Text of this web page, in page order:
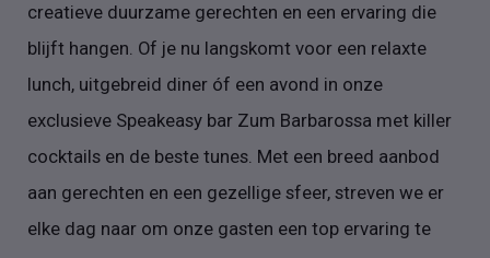
creatieve duurzame gerechten en een ervaring die
blijft hangen. Of je nu langskomt voor een relaxte
lunch, uitgebreid diner óf een avond in onze
exclusieve Speakeasy bar Zum Barbarossa met killer
cocktails en de beste tunes. Met een breed aanbod
aan gerechten en een gezellige sfeer, streven we er
elke dag naar om onze gasten een top ervaring te